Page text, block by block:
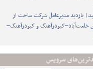
بازدید مدیرعامل شرکت ساخت از
خلعت‌آباد–کبودرآهنگ و کبودرآهنگ–
سرویس